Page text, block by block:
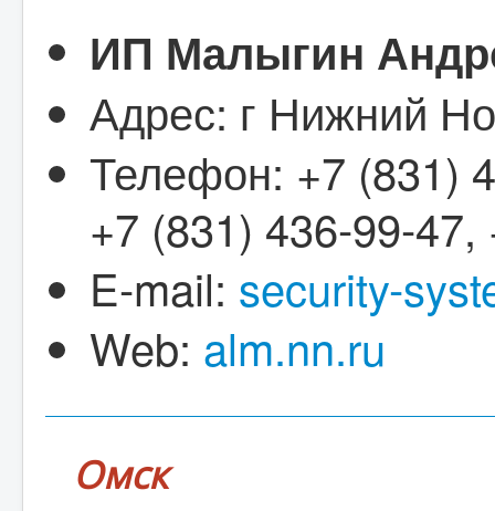
ИП Малыгин
Адрес: г Нижний
Телефон: +7 (831)
+7 (831) 436-99-
E-mail: security-
Web: alm.nn.ru
Омск